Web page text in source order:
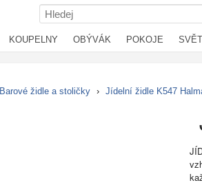
KOUPELNY OBÝVÁK POKOJE
Barové židle a stoličky › Jídelní židle K547